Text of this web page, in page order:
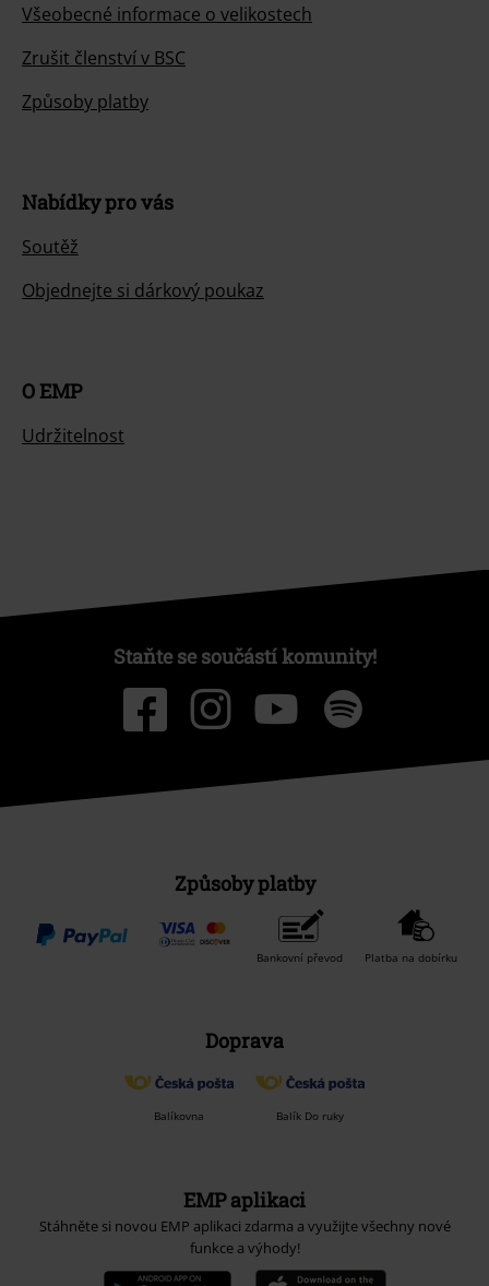
Všeobecné informace o velikostech
Zrušit členství v BSC
Způsoby platby
Nabídky pro vás
Soutěž
Objednejte si dárkový poukaz
O EMP
Udržitelnost
Staňte se součástí komunity!
Způsoby platby
Bankovní převod Platba na dobírku
Doprava
Balíkovna Balík Do ruky
EMP aplikaci
Stáhněte si novou EMP aplikaci zdarma a využijte všechny nové
funkce a výhody!